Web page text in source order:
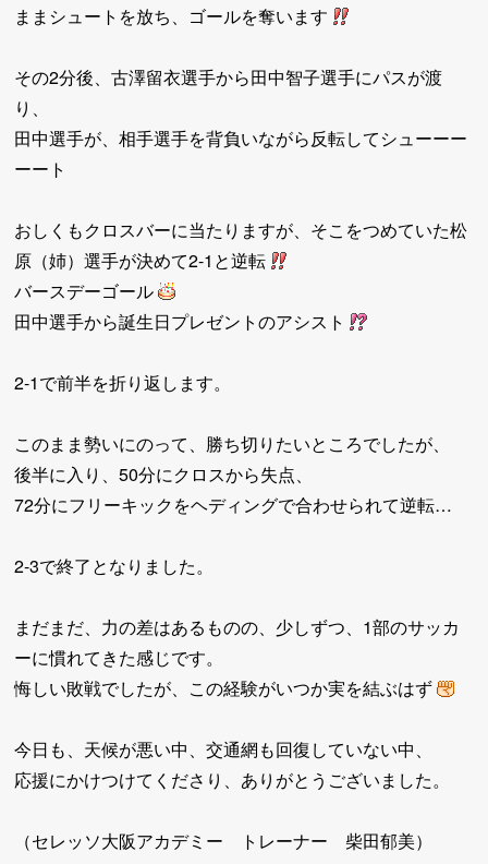
ままシュートを放ち、ゴールを奪います
その2分後、古澤留衣選手から田中智子選手にパスが渡
り、
田中選手が、相手選手を背負いながら反転してシューーー
ーート
おしくもクロスバーに当たりますが、そこをつめていた松
原（姉）選手が決めて2-1と逆転
バースデーゴール
田中選手から誕生日プレゼントのアシスト
2-1で前半を折り返します。
このまま勢いにのって、勝ち切りたいところでしたが、
後半に入り、50分にクロスから失点、
72分にフリーキックをヘディングで合わせられて逆転…
2-3で終了となりました。
まだまだ、力の差はあるものの、少しずつ、1部のサッカ
ーに慣れてきた感じです。
悔しい敗戦でしたが、この経験がいつか実を結ぶはず
今日も、天候が悪い中、交通網も回復していない中、
応援にかけつけてくださり、ありがとうございました。
（セレッソ大阪アカデミー トレーナー 柴田郁美）